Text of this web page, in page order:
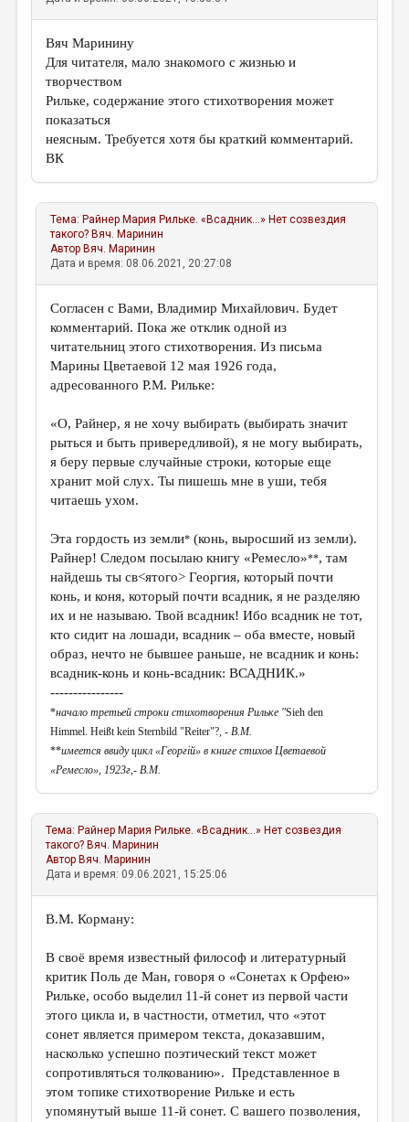
Вяч Маринину
Для читателя, мало знакомого с жизнью и
творчеством
Рильке, содержание этого стихотворения может
показаться
неясным. Требуется хотя бы краткий комментарий.
ВК
Тема: Райнер Мария Рильке. «Всадник...» Нет созвездия
такого? Вяч. Маринин
Автор Вяч. Маринин
Дата и время: 08.06.2021, 20:27:08
Согласен с Вами, Владимир Михайлович. Будет
комментарий. Пока же отклик одной из
читательниц этого стихотворения. Из письма
Марины Цветаевой 12 мая 1926 года,
адресованного Р.М. Рильке:
«О, Райнер, я не хочу выбирать (выбирать значит
рыться и быть привередливой), я не могу выбирать,
я беру первые случайные строки, которые еще
хранит мой слух. Ты пишешь мне в уши, тебя
читаешь ухом.
Эта гордость из земли* (конь, выросший из земли).
Райнер! Следом посылаю книгу «Ремесло»**, там
найдешь ты св<ятого> Георгия, который почти
конь, и коня, который почти всадник, я не разделяю
их и не называю. Твой всадник! Ибо всадник не тот,
кто сидит на лошади, всадник – оба вместе, новый
образ, нечто не бывшее раньше, не всадник и конь:
всадник-конь и конь-всадник: ВСАДНИК.»
----------------
*начало третьей строки стихотворения Рильке "Sieh den
Himmel. Heißt kein Sternbild "Reiter"?, - В.М.
**имеется ввиду цикл «Георгiй» в книге стихов Цветаевой
«Ремесло», 1923г,- В.М.
Тема: Райнер Мария Рильке. «Всадник...» Нет созвездия
такого? Вяч. Маринин
Автор Вяч. Маринин
Дата и время: 09.06.2021, 15:25:06
В.М. Корману:
В своё время известный философ и литературный
критик Поль де Ман, говоря о «Сонетах к Орфею»
Рильке, особо выделил 11-й сонет из первой части
этого цикла и, в частности, отметил, что «этот
сонет является примером текста, доказавшим,
насколько успешно поэтический текст может
сопротивляться толкованию». Представленное в
этом топике стихотворение Рильке и есть
упомянутый выше 11-й сонет. С вашего позволения,